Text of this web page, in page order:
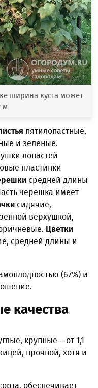
ширина куста может
м
пятилопастные,
и зеленые.
лопастей
пластинки
средней длины
черешка имеет
сидячие,
верхушкой,
Цветки
средней длины и
(67%) и
качества
крупные – от 1,1
прочной, хотя и
обеспечивает